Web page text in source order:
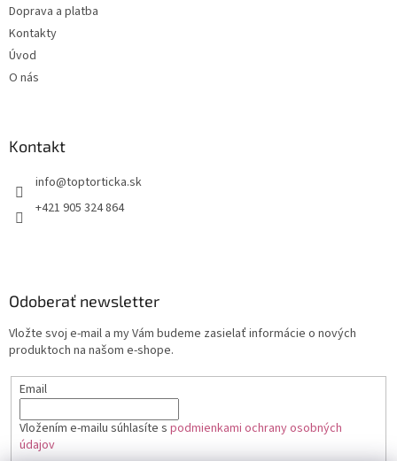
Doprava a platba
Kontakty
Úvod
O nás
Kontakt
+421 905 324 864
Odoberať newsletter
Vložte svoj e-mail a my Vám budeme zasielať informácie o nových
produktoch na našom e-shope.
Email
Vložením e-mailu súhlasíte s podmienkami ochrany osobných
údajov